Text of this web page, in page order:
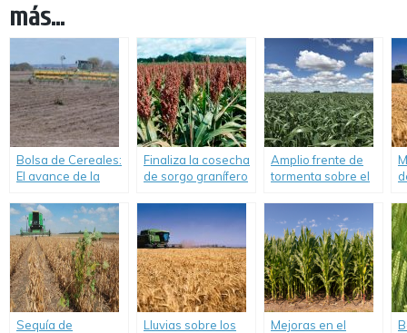
más...
Bolsa de Cereales:
El avance de la
girasol está
condicionado por
la falta de
humedad.
Finaliza la cosecha
de sorgo granífero
producción total de
3,1 MTN.
Amplio frente de
tormenta sobre el
importantes
acumulados para
los cereales de
invierno y el
girasol.
Sequía de
Lluvias sobre los
Mejoras en el